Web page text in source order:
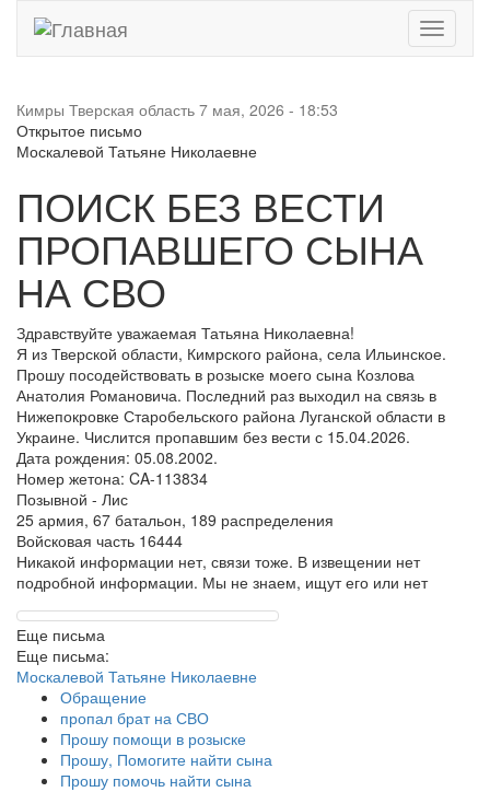
Toggle
Кимры Тверская область 7 мая, 2026 - 18:53
Открытое письмо
Москалевой Татьяне Николаевне
ПОИСК БЕЗ ВЕСТИ
ПРОПАВШЕГО СЫНА
НА СВО
Здравствуйте уважаемая Татьяна Николаевна!
Я из Тверской области, Кимрского района, села Ильинское.
Прошу посодействовать в розыске моего сына Козлова
Анатолия Романовича. Последний раз выходил на связь в
Нижепокровке Старобельского района Луганской области в
Украине. Числится пропавшим без вести с 15.04.2026.
Дата рождения: 05.08.2002.
Номер жетона: CA-113834
Позывной - Лис
25 армия, 67 батальон, 189 распределения
Войсковая часть 16444
Никакой информации нет, связи тоже. В извещении нет
подробной информации. Мы не знаем, ищут его или нет
Еще письма
Еще письма:
Москалевой Татьяне Николаевне
Обращение
пропал брат на СВО
Прошу помощи в розыске
Прошу, Помогите найти сына
Прошу помочь найти сына